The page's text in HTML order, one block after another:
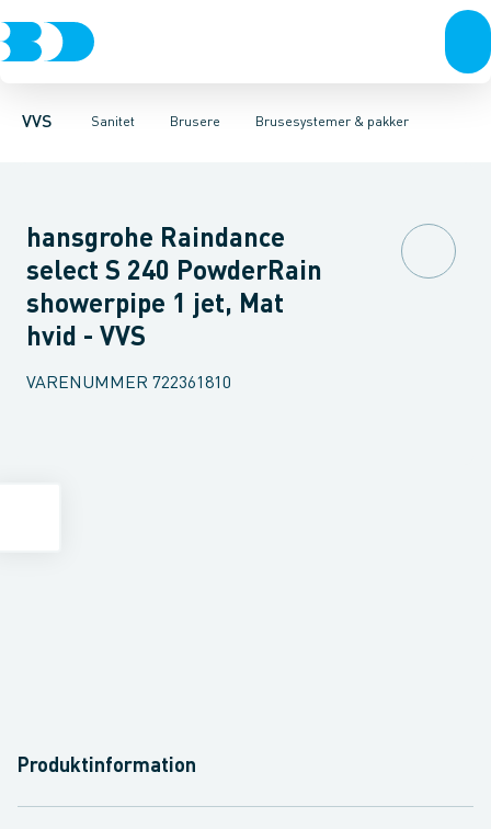
VVS Sanitet
Rør & fittingsPressfittings & rørKuglehaner & ventiler
Brusere
Toiletter, sæder og cisterner VaskeArmaturer Brusere
Brusesystemer & pakker
HåndbrusereBruseslanger BrusesætBrusestænger
hansgrohe Raindance
select S 240 PowderRain
showerpipe 1 jet, Mat
hvid - VVS
VARENUMMER 722361810
Produktinformation